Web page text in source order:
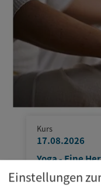
Kurs
17.08.2026
Yoga - Eine
Einstellungen